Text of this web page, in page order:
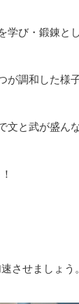
学び・鍛錬と
が調和した様
文と武が盛ん
させましょう。